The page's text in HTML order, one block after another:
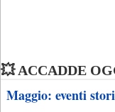
💥 ACCADDE
Maggio: eventi